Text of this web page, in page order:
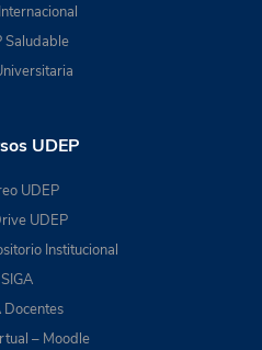
Saludable
UDEP
UDEP
UDEP
Institucional
SIGA
Docentes
– Moodle